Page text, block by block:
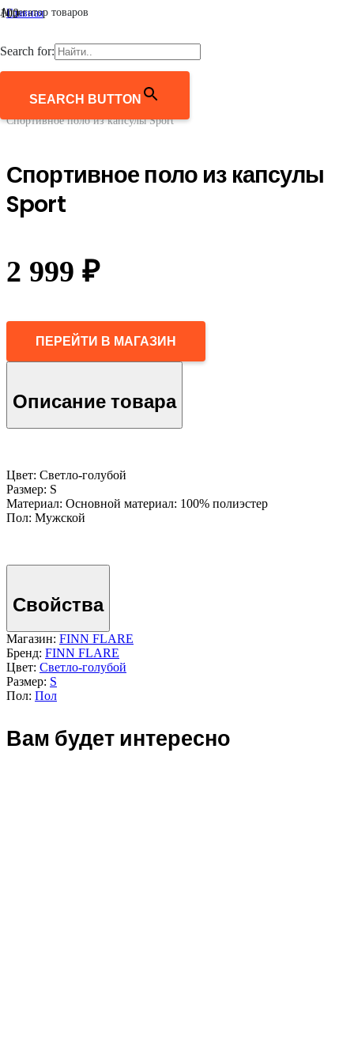
Агрегатор товаров
Search for:
SEARCH BUTTON
Главная
/
Поло
Спортивное поло из капсулы Sport
Спортивное поло из капсулы
Sport
2 999 ₽
ПЕРЕЙТИ В МАГАЗИН
Описание товара
Цвет: Светло-голубой
Размер: S
Материал: Основной материал: 100% полиэстер
Пол: Мужской
Свойства
Магазин: FINN FLARE
Бренд: FINN FLARE
Цвет: Светло-голубой
Размер: S
Пол: Пол
Вам будет интересно